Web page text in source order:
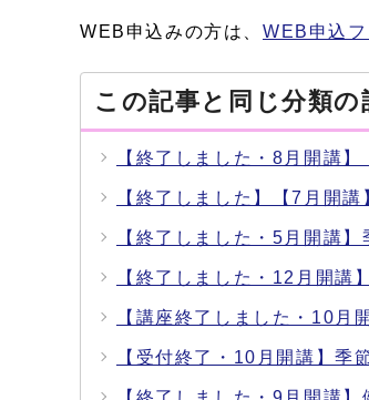
WEB申込みの方は、 WEB申込
この記事と同じ分類の
【終了しました・8月開講
【終了しました】【7月開
【終了しました・5月開講
【終了しました・12月開
【講座終了しました・10
【受付終了・10月開講】